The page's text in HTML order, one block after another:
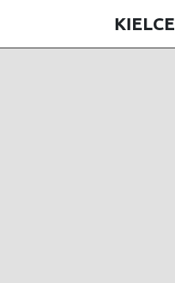
KIELCE